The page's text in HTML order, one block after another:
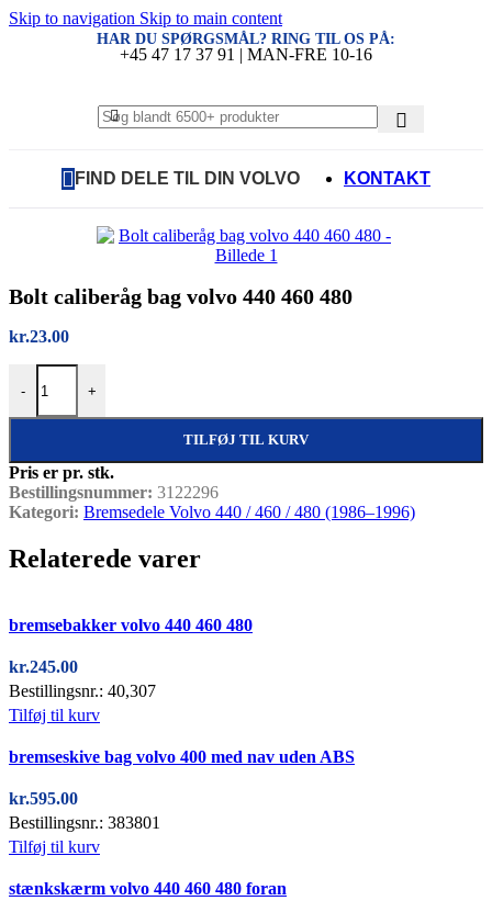
Skip to navigation Skip to main content
HAR DU SPØRGSMÅL? RING TIL OS PÅ:
+45 47 17 37 91 | MAN-FRE 10-16
FIND DELE TIL DIN VOLVO KONTAKT
Bolt caliberåg bag volvo 440 460 480
kr.23.00
-
Bolt caliberåg bag volvo 440 460 480 antal
+
TILFØJ TIL KURV
Pris er pr. stk.
Bestillingsnummer: 3122296
Kategori: Bremsedele Volvo 440 / 460 / 480 (1986–1996)
Relaterede varer
bremsebakker volvo 440 460 480
kr.245.00
Bestillingsnr.: 40,307
Tilføj til kurv
bremseskive bag volvo 400 med nav uden ABS
kr.595.00
Bestillingsnr.: 383801
Tilføj til kurv
stænkskærm volvo 440 460 480 foran